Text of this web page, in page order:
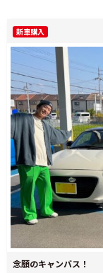
新車購入
念願のキャンバス！